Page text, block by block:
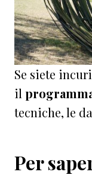
Se siete
il
tecniche, le
Per